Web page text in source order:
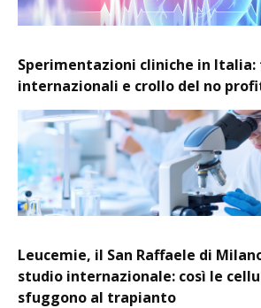
Sperimentazioni cliniche in
internazionali e crollo del no
Leucemie, il San Raffaele di
studio internazionale: così le
sfuggono al trapianto